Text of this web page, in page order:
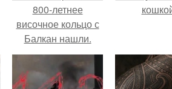
800-летнее
височное кольцо с
Балкан нашли.